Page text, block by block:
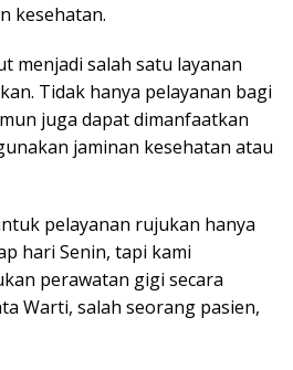
kesehatan.
menjadi salah satu layanan
Tidak hanya pelayanan bagi
juga dapat dimanfaatkan
jaminan kesehatan atau
pelayanan rujukan hanya
hari Senin, tapi kami
perawatan gigi secara
Warti, salah seorang pasien,